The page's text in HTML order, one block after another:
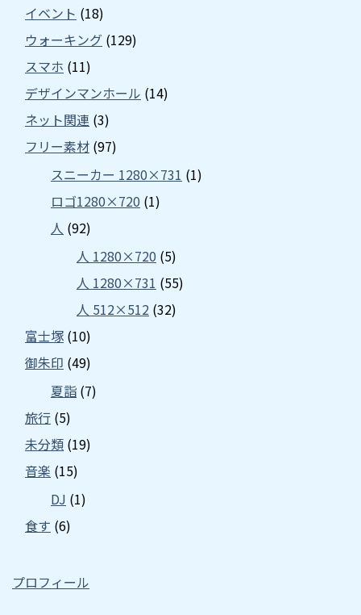
イベント (18)
ウォーキング (129)
スマホ (11)
デザインマンホール (14)
ネット関連 (3)
フリー素材 (97)
スニーカー 1280×731 (1)
ロゴ1280×720 (1)
人 (92)
人 1280×720 (5)
人 1280×731 (55)
人 512×512 (32)
富士塚 (10)
御朱印 (49)
夏詣 (7)
旅行 (5)
未分類 (19)
音楽 (15)
DJ (1)
食す (6)
プロフィール